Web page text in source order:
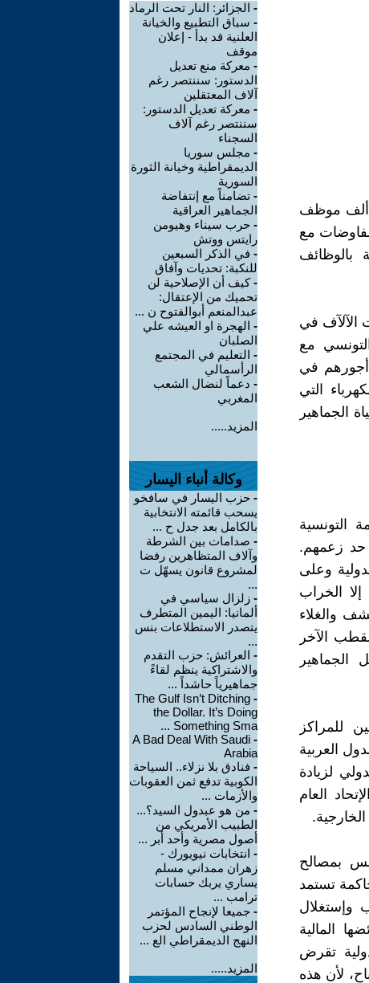
يوم الخميس الماضي، 22 نوفمبر أضرب عن العمل مايقارب من 650 ألف موظف
مع
بالوظائف
عشرات الآلآف في
مع
أجورهم في
التي
حياة الجماهير
التونسية
حد زعمهم.
وعلى
الخراب
والغلاء
الآخر
للمراكز
العربية
لزيادة
العام
بمصالح
تستمد
وإستغلال
المالية
تقرض
لأن هذه
- الجزائر: النار تحت الرماد
- سباق التطبيع والخيانة
العلنية قد بدأ - إعلان
موقف
- معركة منع تعديل
الدستور: سننتصر رغم
آلاف المعتقلين
- معركة تعديل الدستور:
سننتصر رغم آلاف
السجناء
- مجلس سوريا
الديمقراطية وخيانة الثورة
السورية
- تضامناً مع إنتفاضة
الجماهير العراقية
- حرب سيناء وهيومن
رايتس ووتش
- في الذكر السبعين
للنكبة: تحديات وآفاق
-كيف أن الإصلاحية لن
تحميك من الإعتقال:
عبدالمنعم أبوالفتوح ن ...
- الهجرة او العيشه علي
الصلبان
- التعليم في المجتمع
الرأسمالي
- دعماً لنضال الشعب
المغربي
المزيد.....
وكالة أنباء اليسار
- حزب اليسار في سافخو
يسحب قائمته الانتخابية
بالكامل بعد جدل ح ...
- صدامات بين الشرطة
وآلاف المتظاهرين رفضا
لمشروع قانون يسهّل ت
...
- زلزال سياسي في
ألمانيا: اليمين المتطرف
يتصدر الاستطلاعات بنس
...
- العرائش: حزب التقدم
والاشتراكية ينظم لقاءً
جماهيرياً حاشداً ...
-
The Gulf Isn’t Ditching
the Dollar. It’s Doing
Something Sma ...
-
A Bad Deal With Saudi
Arabia
- فنادق بلا نزلاء.. السياحة
الكوبية تدفع ثمن العقوبات
والأزمات ...
- من هو عبدول السيد؟...
الطبيب الأمريكي من
أصول مصرية وأحد أبر ...
- انتخابات نيويورك -
زهران ممداني مسلم
يساري يربك حسابات
ترامب ...
- جميعا لإنجاح المؤتمر
الوطني السادس لحزب
النهج الديمقراطي الع ...
المزيد.....